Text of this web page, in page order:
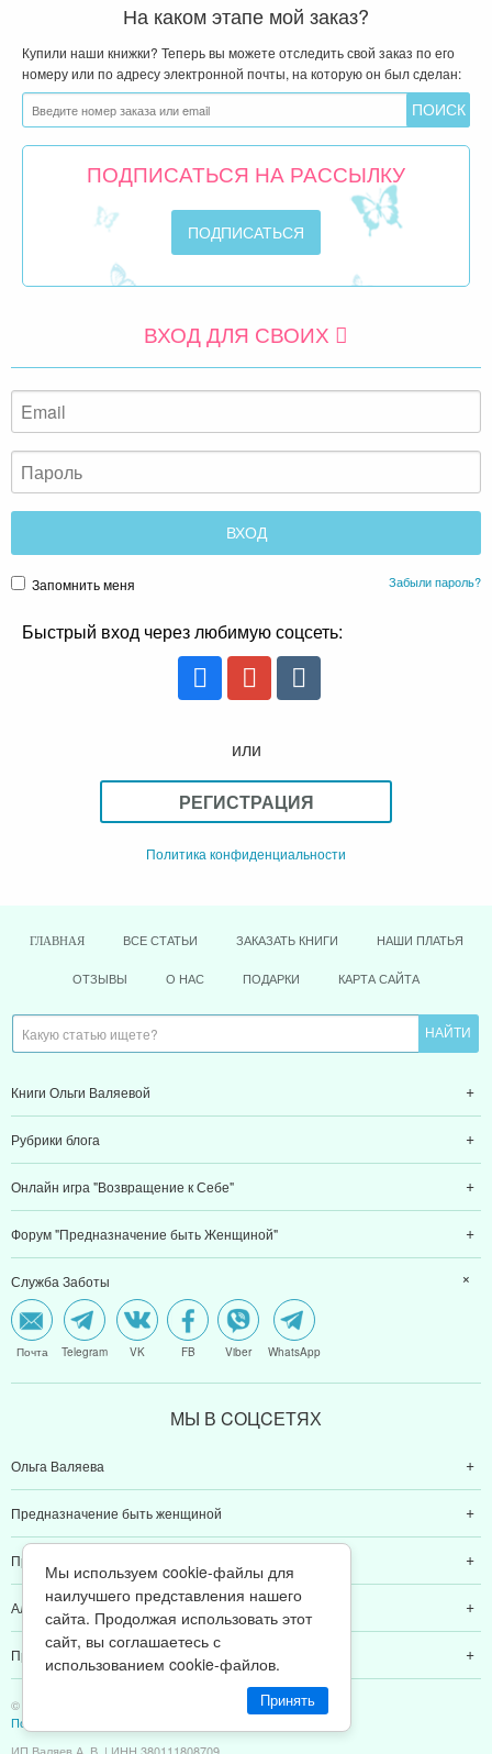
На каком этапе мой заказ?
Купили наши книжки? Теперь вы можете отследить свой заказ по его
номеру или по адресу электронной почты, на которую он был сделан:
ПОДПИСАТЬСЯ НА РАССЫЛКУ
ВХОД ДЛЯ СВОИХ
Запомнить меня Забыли пароль?
Быстрый вход через любимую соцсеть:
или
РЕГИСТРАЦИЯ
Политика конфиденциальности
ГЛАВНАЯ ВСЕ СТАТЬИ ЗАКАЗАТЬ КНИГИ НАШИ ПЛАТЬЯ
ОТЗЫВЫ О НАС ПОДАРКИ КАРТА САЙТА
Книги Ольги Валяевой
Рубрики блога
Онлайн игра "Возвращение к Себе"
Форум "Предназначение быть Женщиной"
Служба Заботы
Почта Telegram VK FB Viber WhatsApp
МЫ В CОЦCЕТЯХ
Ольга Валяева
Предназначение быть женщиной
Предназначение быть мамой
Алексей Валяев
Предназначение быть папой
© 2011-2026 Предназначение быть Женщиной
Политика конфиденциальности
Мы используем cookie-файлы для
наилучшего представления нашего
сайта. Продолжая использовать этот
сайт, вы соглашаетесь с
использованием cookie-файлов.
Принять